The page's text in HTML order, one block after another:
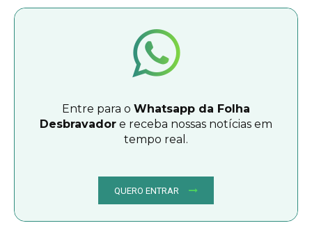
Entre para o Whatsapp da Folha
Desbravador e receba nossas notícias em
tempo real.
QUERO ENTRAR